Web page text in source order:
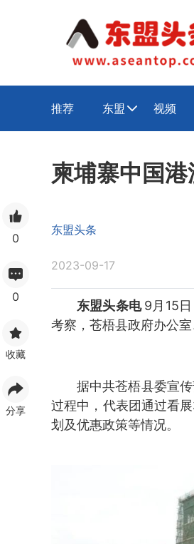
推荐 东盟  视频
0
0
收藏
分享
柬埔寨中国
东盟头条
2023-09-17
东盟头条电9月15
考察，苍梧县政府办公
据中共苍梧县委宣
过程中，代表团通过看
划及优惠政策等情况。